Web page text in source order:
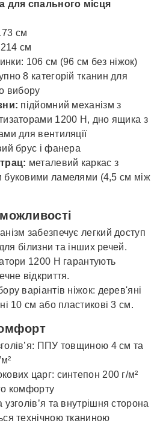
для спального місця
см
см
106 см (96 см без ніжок)
8 категорій тканин для
вибору
підйомний механізм з
1200 Н, дно ящика з
для вентиляції
брус і фанера
металевий каркас з
буковими ламелями (4,5 см між
забезпечує легкий доступ
білизни та інших речей.
1200 Н гарантують
відкриття.
варіантів ніжок: дерев'яні
10 см або пластикові 3 см.
ППУ товщиною 4 см та
царг: синтепон 200 г/м²
комфорту
та внутрішня сторона
технічною тканиною